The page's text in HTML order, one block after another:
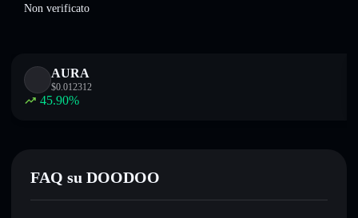
Non verificato
AURA
$0.012312
45.90%
FAQ su DOODOO